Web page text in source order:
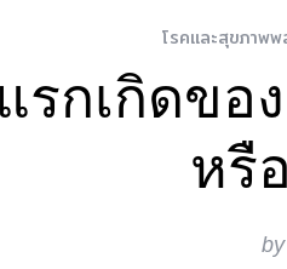
โรคและสุขภาพพ
รกเกิดข
หรื
by